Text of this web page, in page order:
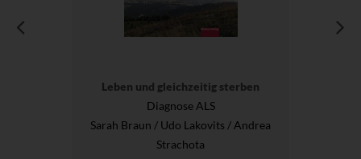
Leben und gleichzeitig sterben
Diagnose ALS
Sarah Braun / Udo Lakovits / Andrea
Strachota